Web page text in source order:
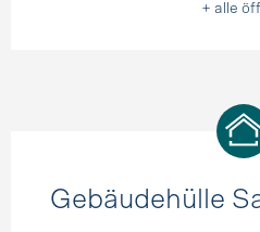
+ alle
Gebäudehülle